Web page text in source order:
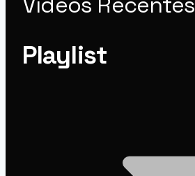
Playlist